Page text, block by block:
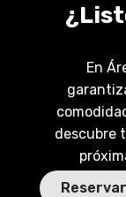
En
descubre